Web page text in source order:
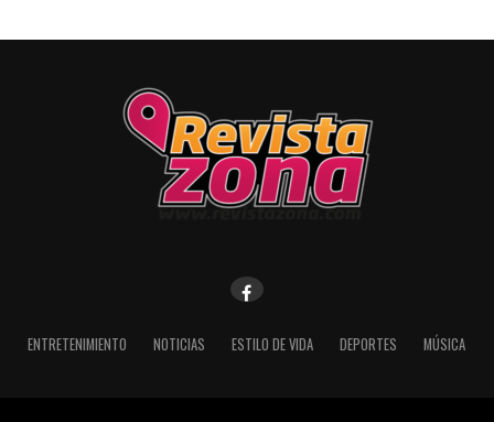
ENTRETENIMIENTO NOTICIAS ESTILO DE VIDA DEPORTES MÚSICA